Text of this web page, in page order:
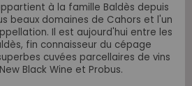
à la famille Baldès depuis
beaux domaines de Cahors et l'un
Il est aujourd'hui entre les
fin connaisseur du cépage
cuvées parcellaires de vins
Black Wine et Probus.